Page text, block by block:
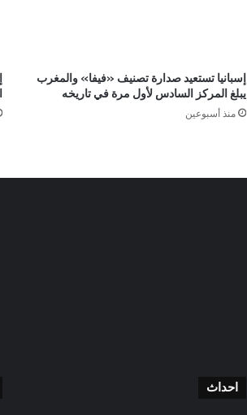
إسبانيا تستعيد صدارة تصنيف «فيفا» والمغرب
يبلغ المركز السادس لأول مرة في تاريخه
منذ أسبوعين
احداث